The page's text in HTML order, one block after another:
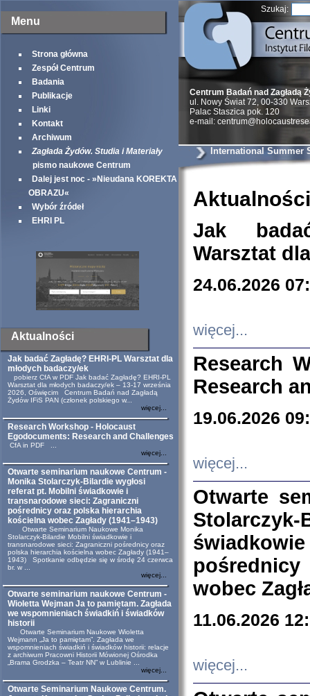
Menu
Strona główna
Zespół Centrum
Badania
Publikacje
Linki
Kontakt
Archiwum
Zagłada Żydów. Studia i Materiały
pismo naukowe Centrum
Dalej jest noc - »Nieudana KOREKTA
OBRAZU«
Wybór źródeł
EHRI PL
Aktualności
Jak badać Zagładę? EHRI-PL Warsztat dla
młodych badaczy/ek
pobierz CfA w PDF Jak badać Zagładę? EHRI-PL
Warsztat dla młodych badaczy/ek – 13-17 września
2026, Oświęcim Centrum Badań nad Zagładą
Żydów IFiS PAN (członek polskiego w...
więcej...
Research Workshop - Holocaust
Egodocuments: Research and Challenges
CfA in PDF ...
więcej...
Otwarte seminarium naukowe Centrum -
Monika Stolarczyk-Bilardie wygłosi
referat pt. Mobilni świadkowie i
transnarodowe sieci: Zagraniczni
pośrednicy oraz polska hierarchia
kościelna wobec Zagłady (1941–1943)
Otwarte Seminarium Naukowe Monika
Stolarczyk-Bilardie Mobilni świadkowie i
transnarodowe sieci: Zagraniczni pośrednicy oraz
polska hierarchia kościelna wobec Zagłady (1941–
1943) Spotkanie odbędzie się w środę 24 czerwca
br. w ...
więcej...
Otwarte seminarium naukowe Centrum -
Wioletta Wejman Ja to pamiętam. Zagłada
we wspomnieniach świadkiń i świadków
historii
Otwarte Seminarium Naukowe Wioletta
Wejmann „Ja to pamiętam”. Zagłada we
wspomnieniach świadkiń i świadków historii: relacje
z archiwum Pracowni Historii Mówionej Ośrodka
„Brama Grodzka – Teatr NN” w Lublinie ...
więcej...
Otwarte Seminarium Naukowe Centrum.
Szukaj:
Centrum Badań nad Zagładą
ul. Nowy Świat 72, 00-330
Palac Staszica pok. 120
e-mail:
International Summer
Aktualności
Jak
Warsztat
24.06.2026
więcej...
Research
Research
19.06.2026
więcej...
Otwarte
wobec
11.06.2026
więcej...